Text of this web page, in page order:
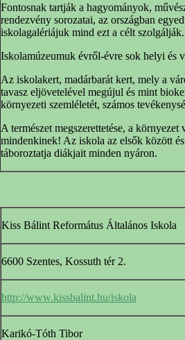
Fontosnak tartják a hagyományok,
rendezvény sorozatai, az országban
iskolagalériájuk mind ezt a célt szolgálják.
Iskolamúzeumuk évről-évre sok helyi és
Az iskolakert, madárbarát kert, mely a
tavasz eljövetelével megújul és mint
környezeti szemléletét, számos
A természet megszerettetése, a
mindenkinek! Az iskola az elsők között
táboroztatja diákjait minden nyáron.
Kiss Bálint Református Általános Iskola
6600 Szentes, Kossuth tér 2.
http://www.kissbalint.hu/iskola
Karikó-Tóth Tibor